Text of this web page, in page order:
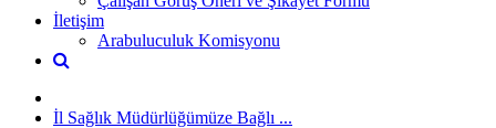
İletişim
Arabuluculuk Komisyonu
İl Sağlık Müdürlüğümüze Bağlı ...